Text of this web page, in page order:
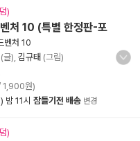
)
처 10 (특별 한정판-포
벤처 10
(글), 김규태 (그림)
1,900원)
밤 11시 잠들기전 배송 변경
)